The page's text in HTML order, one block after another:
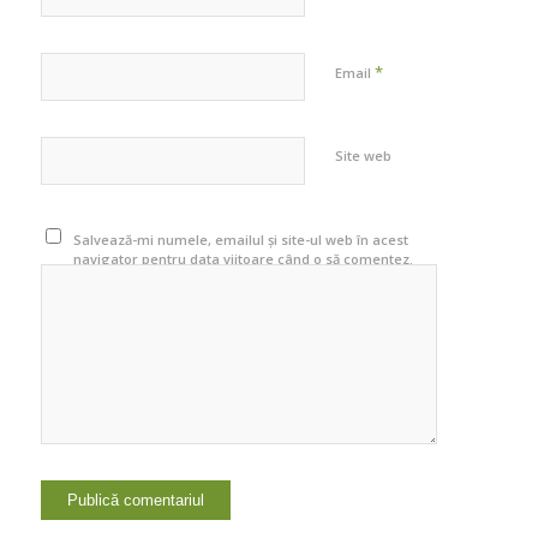
Email *
Site web
Salvează-mi numele, emailul și site-ul web în acest
navigator pentru data viitoare când o să comentez.